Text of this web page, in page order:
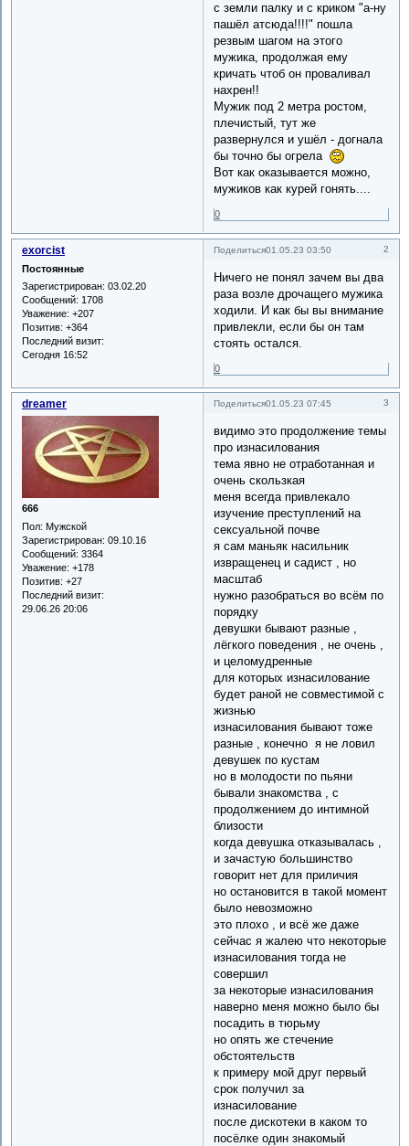
с земли палку и с криком "а-ну
пашёл атсюда!!!!" пошла
резвым шагом на этого
мужика, продолжая ему
кричать чтоб он проваливал
нахрен!!
Мужик под 2 метра ростом,
плечистый, тут же
развернулся и ушёл - догнала
бы точно бы огрела
Вот как оказывается можно,
мужиков как курей гонять....
0
Поделиться 2
01.05.23 03:50
exorcist
Постоянные
Зарегистрирован: 03.02.20
Сообщений: 1708
Уважение: +207
Позитив: +364
Последний визит:
Сегодня 16:52
Ничего не понял зачем вы два
раза возле дрочащего мужика
ходили. И как бы вы внимание
привлекли, если бы он там
стоять остался.
0
Поделиться 3
01.05.23 07:45
dreamer
666
Пол: Мужской
Зарегистрирован: 09.10.16
Сообщений: 3364
Уважение: +178
Позитив: +27
Последний визит:
29.06.26 20:06
видимо это продолжение темы
про изнасилования
тема явно не отработанная и
очень скользкая
меня всегда привлекало
изучение преступлений на
сексуальной почве
я сам маньяк насильник
извращенец и садист , но
масштаб
нужно разобраться во всём по
порядку
девушки бывают разные ,
лёгкого поведения , не очень ,
и целомудренные
для которых изнасилование
будет раной не совместимой с
жизнью
изнасилования бывают тоже
разные , конечно я не ловил
девушек по кустам
но в молодости по пьяни
бывали знакомства , с
продолжением до интимной
близости
когда девушка отказывалась ,
и зачастую большинство
говорит нет для приличия
но остановится в такой момент
было невозможно
это плохо , и всё же даже
сейчас я жалею что некоторые
изнасилования тогда не
совершил
за некоторые изнасилования
наверно меня можно было бы
посадить в тюрьму
но опять же стечение
обстоятельств
к примеру мой друг первый
срок получил за
изнасилование
после дискотеки в каком то
посёлке один знакомый